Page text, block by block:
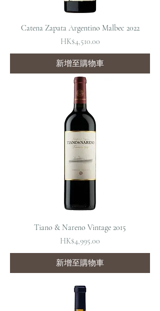
Catena Zapata Argentino Malbec 2022
價格
HK$4,510.00
新增至購物車
Tiano & Nareno Vintage 2015
價格
HK$4,995.00
新增至購物車